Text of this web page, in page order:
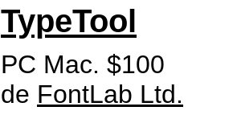
TypeTool
PC Mac. $100
de FontLab Ltd.